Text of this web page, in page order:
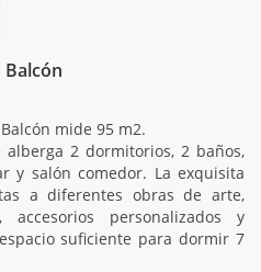
Balcón
mide 95 m2.
2 dormitorios, 2 baños,
y salón comedor. La exquisita
a diferentes obras de arte,
personalizados y
suficiente para dormir 7